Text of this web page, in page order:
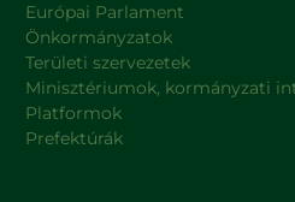
Európai Parlament
Önkormányzatok
Területi szervezetek
Minisztériumok, kormányzati
Platformok
Prefektúrák